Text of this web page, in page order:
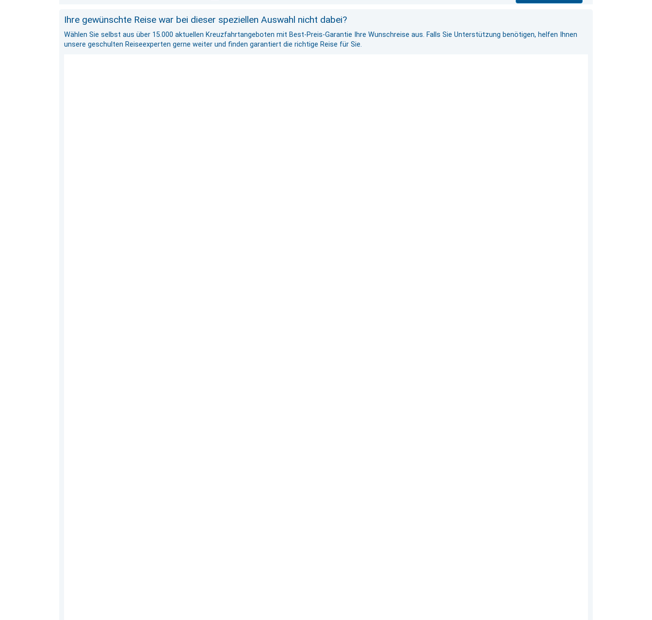
Ihre gewünschte Reise war bei dieser speziellen Auswahl nicht dabei?
Wählen Sie selbst aus über 15.000 aktuellen Kreuzfahrtangeboten mit Best-Preis-Garantie Ihre Wunschreise aus. Falls Sie Unterstützung benötigen, helfen Ihnen
unsere geschulten Reiseexperten gerne weiter und finden garantiert die richtige Reise für Sie.